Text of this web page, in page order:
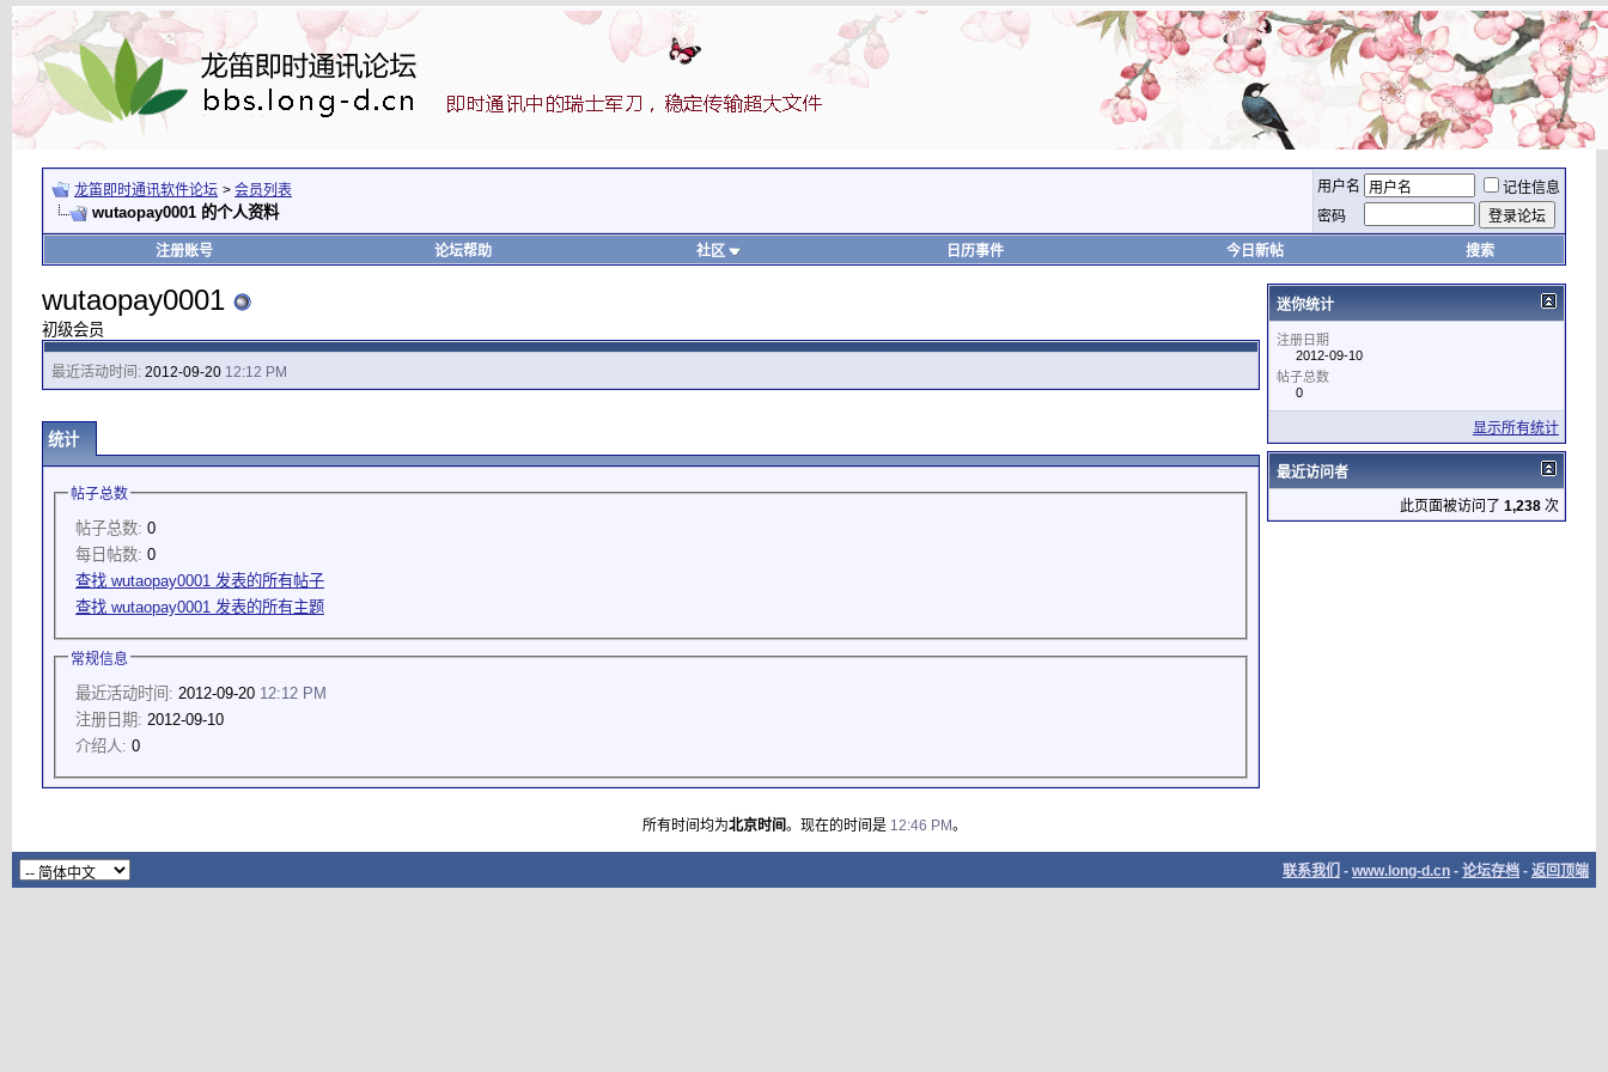
龙笛即时通讯软件论坛 > 会员列表
wutaopay0001 的个人资料
用户名
记住信息
密码
注册账号 论坛帮助 社区 日历事件 今日新帖 搜索
wutaopay0001
初级会员
最近活动时间: 2012-09-20 12:12 PM
统计
帖子总数
帖子总数: 0
每日帖数: 0
查找 wutaopay0001 发表的所有帖子
查找 wutaopay0001 发表的所有主题
常规信息
最近活动时间: 2012-09-20 12:12 PM
注册日期: 2012-09-10
介绍人: 0
迷你统计
注册日期
2012-09-10
帖子总数
0
显示所有统计
最近访问者
此页面被访问了 1,238 次
所有时间均为北京时间。现在的时间是 12:46 PM。
联系我们 - www.long-d.cn - 论坛存档 - 返回顶端